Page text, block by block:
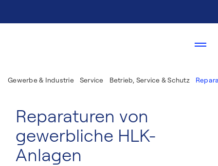
Gewerbe & Industrie Service Betrieb, Service & Schutz
Reparaturen von
gewerbliche HLK-
Anlagen